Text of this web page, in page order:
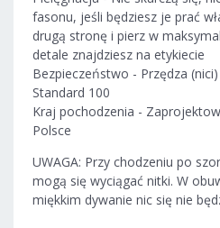
fasonu, jeśli będziesz je prać
drugą stronę i pierz w
detale znajdziesz na etykiecie
Bezpieczeństwo - Przędza
Standard 100
Kraj pochodzenia -
Polsce
UWAGA: Przy chodzeniu po
mogą się wyciągać nitki. W
miękkim dywanie nic się nie